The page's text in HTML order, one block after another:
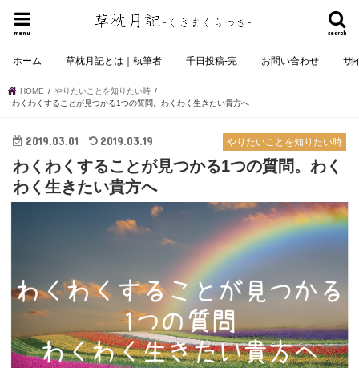
search
menu
ホーム 草枕月記とは｜執筆者 千日投稿-完 お問い合わせ サ
HOME
やりたいことを知りたい時
わくわくすることが見つかる1つの質問。わくわく生きたい貴方へ
やりたいことを知りたい時
2019.03.01 2019.03.19
わくわくすることが見つかる1つの質問。わく
わく生きたい貴方へ